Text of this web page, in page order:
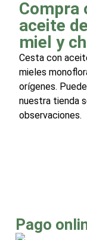
Compra
aceite
miel y
Cesta con
mieles
orígenes.
nuestra tienda
observaciones.
Pago